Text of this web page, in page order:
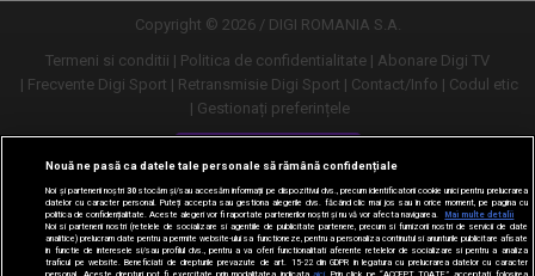
Copyright © 2026 / DIGI ROMANIA S.A.
Termeni si conditii
Politica de confidentialitate
Abonare Digi TV
Frecvente Digi Sport
Retransmisie Digi Sport Contact/Info
Codul etic
Gestionați preferințele
Versiune desktop
Nouă ne pasă ca datele tale personale să rămână confidențiale
Noi și partenerii noștri30stocăm și/sau accesăm informații pe dispozitivul dvs., precum identificatorii cookie unici pentru prelucrarea
datelor cu caracter personal. Puteți accepta sau gestiona alegerile dvs. făcând clic mai jos sau în orice moment, pe pagina cu
politica de confidențialitate. Aceste alegeri vor fi raportate partenerilor noștri și nu vă vor afecta navigarea.
Mai multe detalii
Noi si partenerii nostri (retelele de socializare si agentiile de publicitate partenere, precum si furnizorii nostri de servicii de date
analitice) prelucram date pentru a permite website-ului sa functioneze, pentru a personaliza continutul si anunturile publicitare afisate
in functie de interesele si/sau profilul dvs., pentru a va oferi functionalitati aferente retelelor de socializare si pentru a analiza
traficul pe website. Beneficiati de drepturile prevazute de art. 15-22 din GDPR in legatura cu prelucrarea datelor cu caracter